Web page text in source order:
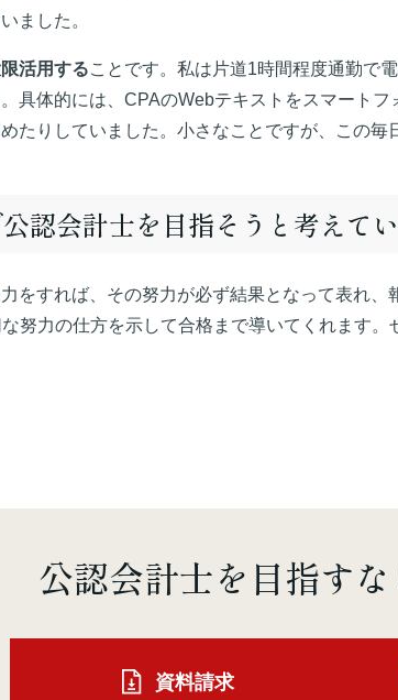
ました。
活用することです。私は片道1時間程度通勤で
具体的には、CPAのWebテキストをスマート
たりしていました。小さなことですが、この毎
認会計士を目指そうと考えて
をすれば、その努力が必ず結果となって表れ、
努力の仕方を示して合格まで導いてくれます
公認会計士を 目指す
資料請求